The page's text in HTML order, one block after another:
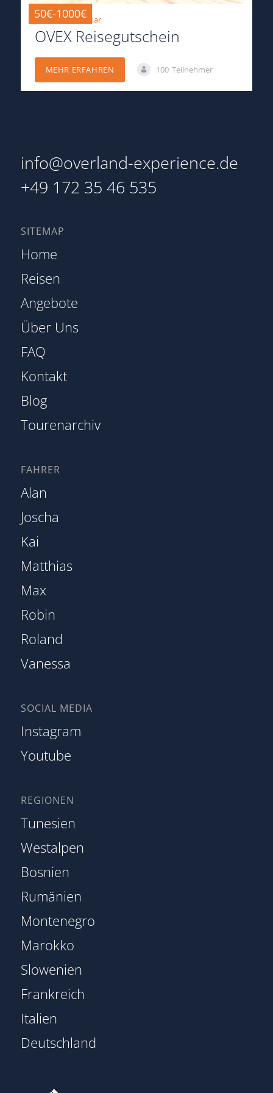
50€-1000€
jederzeit einlösbar
OVEX Reisegutschein
MEHR ERFAHREN 100 Teilnehmer
info@overland-experience.de
+49 172 35 46 535
SITEMAP
Home
Reisen
Angebote
Über Uns
FAQ
Kontakt
Blog
Tourenarchiv
REGIONEN
Tunesien
Westalpen
Bosnien
Rumänien
Montenegro
Marokko
Slowenien
Frankreich
Italien
Deutschland
FAHRER
Alan
Joscha
Kai
Matthias
Max
Robin
Roland
Vanessa
SOCIAL MEDIA
Instagram
Youtube